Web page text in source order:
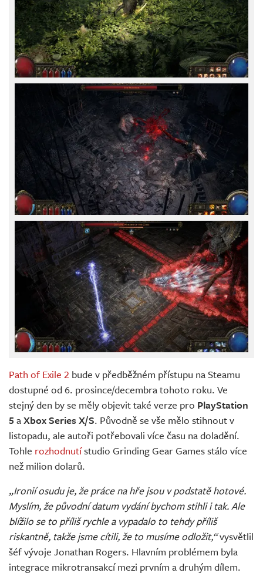
Path of Exile 2 bude v předběžném přístupu na Steamu
dostupné od 6. prosince/decembra tohoto roku. Ve
stejný den by se měly objevit také verze pro PlayStation
5 aXbox Series X/S. Původně se vše mělo stihnout v
listopadu, ale autoři potřebovali více času na doladění.
Tohle rozhodnutístudio Grinding Gear Games stálo více
než milion dolarů.
„Ironií osudu je, že práce na hře jsou v podstatě hotové.
Myslím, že původní datum vydání bychom stihli i tak. Ale
blížilo se to příliš rychle a vypadalo to tehdy příliš
riskantně, takže jsme cítili, že to musíme odložit,“vysvětlil
šéf vývoje Jonathan Rogers. Hlavním problémem byla
integrace mikrotransakcí mezi prvním a druhým dílem.